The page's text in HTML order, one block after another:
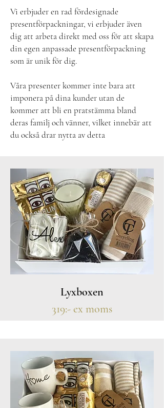
Vi erbjuder en rad fördesignade
presentförpackningar, vi erbjuder även
dig att arbeta direkt med oss ​​för att skapa
din egen anpassade presentförpackning
som är unik för dig.
Våra presenter kommer inte bara att
imponera på dina kunder utan de
kommer att bli en pratstämma bland
deras familj och vänner, vilket innebär att
du också drar nytta av detta
Lyxboxen
319:- ex moms